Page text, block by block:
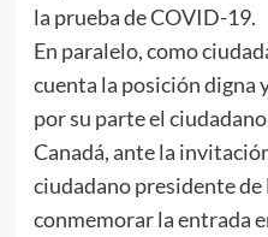
la prueba de COVID-19.
En paralelo, como
cuenta la posición digna
por su parte el
Canadá, ante la
ciudadano presidente de
conmemorar la entrada